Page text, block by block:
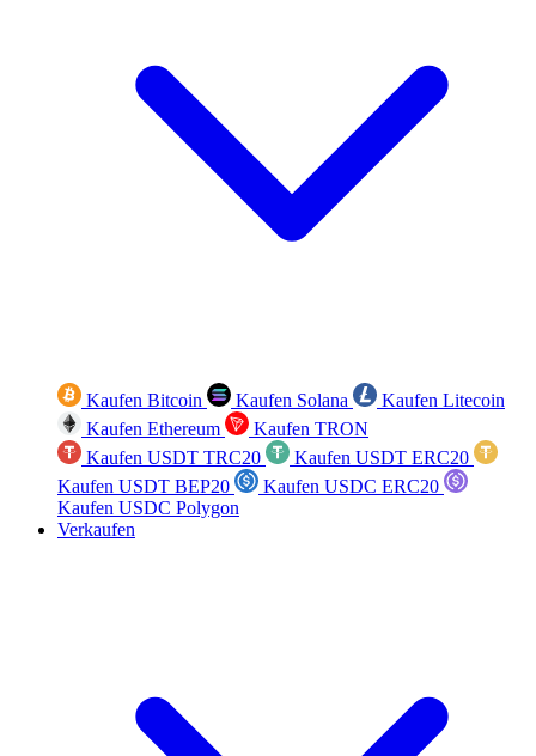
Kaufen Bitcoin Kaufen Solana
Kaufen Litecoin
Kaufen Ethereum
Kaufen TRON
Kaufen USDT TRC20
Kaufen USDT ERC20
Kaufen USDT BEP20
Kaufen USDC ERC20
Kaufen USDC Polygon
Verkaufen